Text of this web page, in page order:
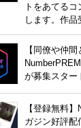
トをあてる
します。作品
【同僚や仲間
が募集スター
【登録無料
ガジン好評配